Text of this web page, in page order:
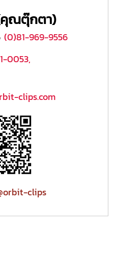
คุณตุ๊กตา)
(0)81-969-9556
0053,
clips.com
orbit-clips